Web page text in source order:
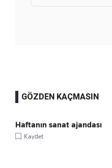
GÖZDEN KAÇMASIN
Haftanın sanat ajandası
Kaydet